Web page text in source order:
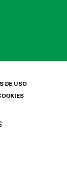
DE USO